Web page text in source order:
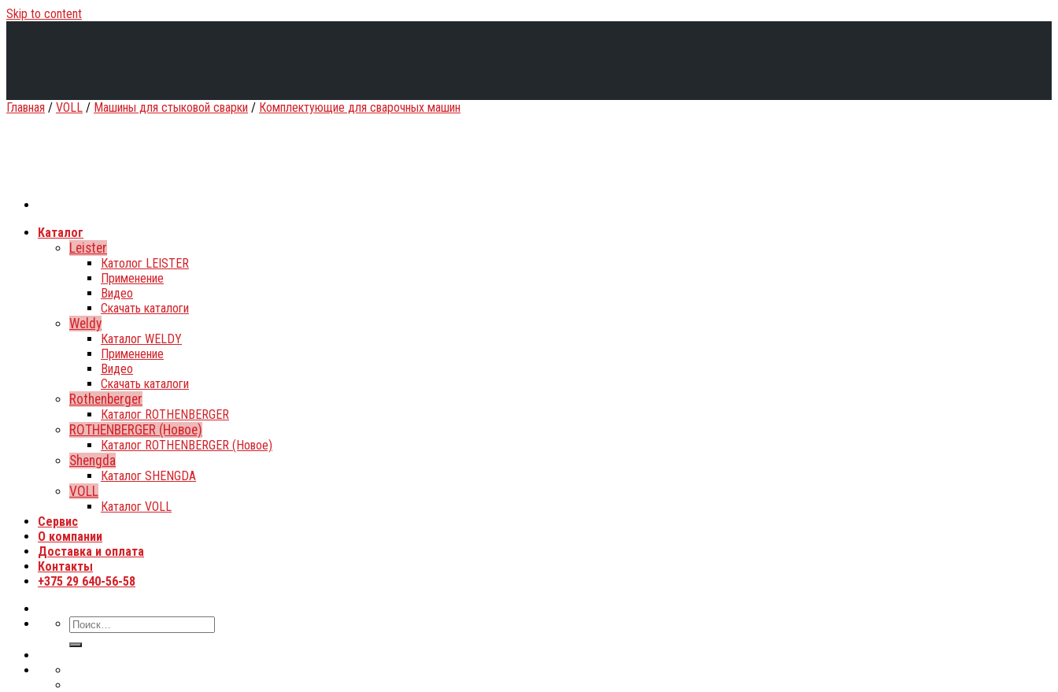
Skip to content
Каталог
Leister
Католог LEISTER
Применение
Видео
Скачать каталоги
Weldy
Каталог WELDY
Применение
Видео
Скачать каталоги
Rothenberger
Каталог ROTHENBERGER
ROTHENBERGER (Новое)
Каталог ROTHENBERGER (Новое)
Shengda
Каталог SHENGDA
VOLL
Каталог VOLL
Сервис
О компании
Доставка и оплата
Контакты
+375 29 640-56-58
Главная / VOLL / Машины для стыковой сварки / Комплектующие для сварочных машин